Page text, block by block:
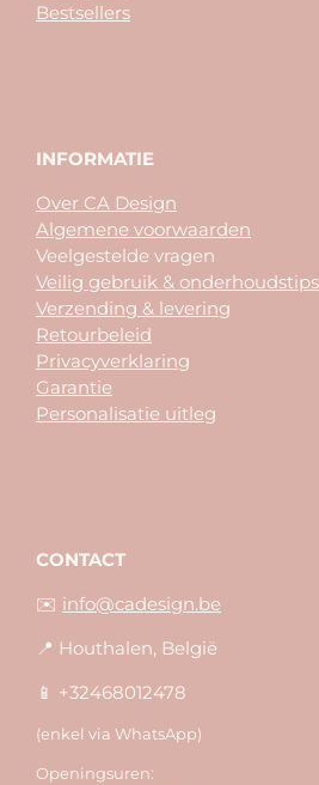
Bestsellers
INFORMATIE
Over CA Design
Algemene voorwaarden
Veelgestelde vragen
Veilig gebruik & onderhoudstips
Verzending & levering
Retourbeleid
Privacyverklaring
Garantie
Personalisatie uitleg
CONTACT
✉️ info@cadesign.be
📍 Houthalen, België
📱 +32468012478
(enkel via WhatsApp)
Openingsuren: